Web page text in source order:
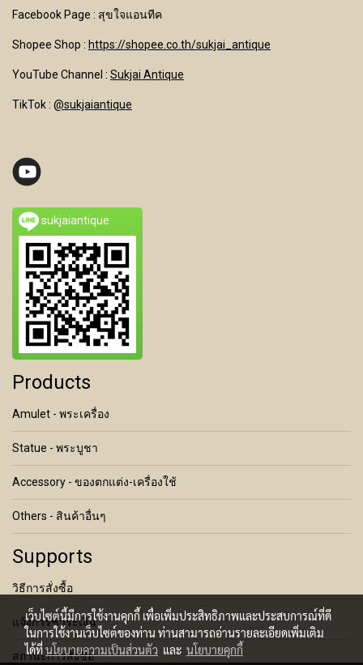
Facebook Page : สุขใจแอนทีค
Shopee Shop : https://shopee.co.th/sukjai_antique
YouTube Channel : Sukjai Antique
TikTok : @sukjaiantique
sukjaiantique
Products
Amulet - พระเครื่อง
Statue - พระบูชา
Accessory - ของตกแต่ง-เครื่องใช้
Others - สินค้าอื่นๆ
Supports
วิธีการสั่งซื้อ
แจ้งการชำระเงิน
สถานะการสั่งซื้อ
เว็บไซต์นี้มีการใช้งานคุกกี้ เพื่อเพิ่มประสิทธิภาพและประสบการณ์ที่ดี
ในการใช้งานเว็บไซต์ของท่าน ท่านสามารถอ่านรายละเอียดเพิ่มเติม
ได้ที่นโยบายความเป็นส่วนตัว และ นโยบายคุกกี้